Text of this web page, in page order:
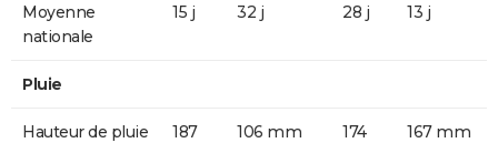
Moyenne
nationale
15 j 32 j 28 j 13 j
Pluie
Hauteur de pluie
187
106 mm
174
167 mm